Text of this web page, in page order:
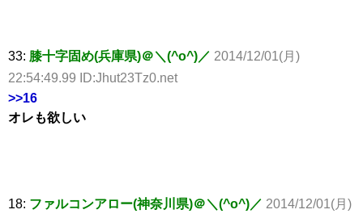
33: 膝十字固め(兵庫県)＠＼(^o^)／ 2014/12/01(月)
22:54:49.99 ID:Jhut23Tz0.net
>>16
オレも欲しい
18: ファルコンアロー(神奈川県)＠＼(^o^)／ 2014/12/01(月)